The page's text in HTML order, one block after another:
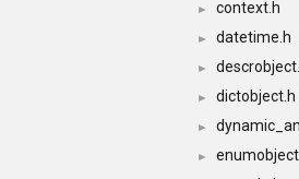
► context.h
► datetime.h
►
► dictobject.h
►
►